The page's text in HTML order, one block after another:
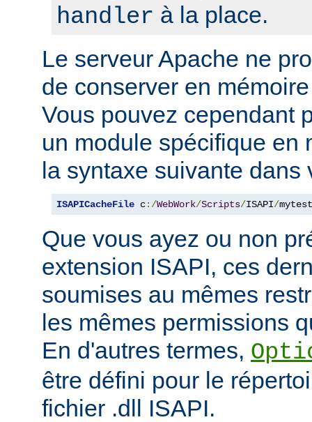
handler à la place.
Le serveur Apache ne
de conserver en
Vous pouvez cependant
un module spécifique en
la syntaxe suivante dans
ISAPICacheFile c:/WebWork/Scripts/ISAPI/mytest
Que vous ayez ou non
extension ISAPI, ces
soumises au mêmes
les mêmes permissions
En d'autres termes,
être défini pour le
fichier .dll ISAPI.